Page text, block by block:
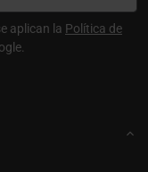
aplican la Política de